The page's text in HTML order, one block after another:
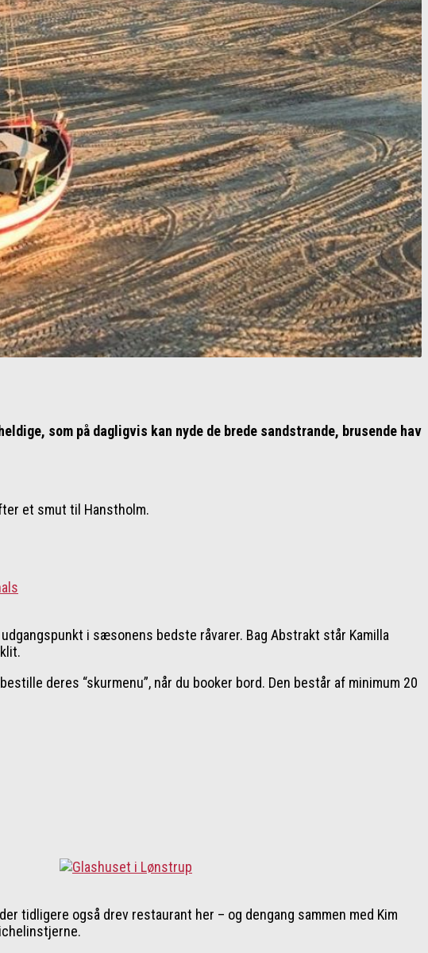
som på dagligvis kan nyde de brede sandstrande, brusende hav
et smut til Hanstholm.
i sæsonens bedste råvarer. Bag Abstrakt står Kamilla
deres “skurmenu”, når du booker bord. Den består af minimum 20
tidligere også drev restaurant her – og dengang sammen med Kim